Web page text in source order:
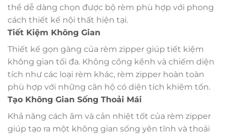
thể dễ dàng chọn được bộ rèm phù hợp với phong
cách thiết kế nội thất hiện tại.
Tiết Kiệm Không Gian
Thiết kế gọn gàng của rèm zipper giúp tiết kiệm
không gian tối đa. Không cồng kềnh và chiếm diện
tích như các loại rèm khác, rèm zipper hoàn toàn
phù hợp với những căn hộ có diện tích khiêm tốn.
Tạo Không Gian Sống Thoải Mái
Khả năng cách âm và cản nhiệt tốt của rèm zipper
giúp tạo ra một không gian sống yên tĩnh và thoải